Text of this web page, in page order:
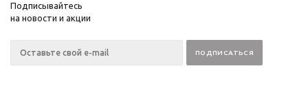
Подписывайтесь
на новости и акции